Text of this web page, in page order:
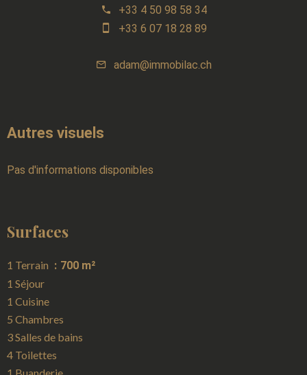
+33 4 50 98 58 34
+33 6 07 18 28 89
adam@immobilac.ch
Autres visuels
Pas d'informations disponibles
Surfaces
1 Terrain
700 m²
1 Séjour
1 Cuisine
5 Chambres
3 Salles de bains
4 Toilettes